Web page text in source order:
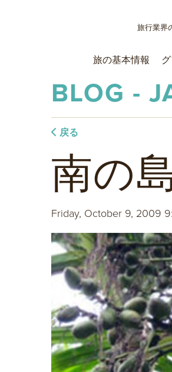
旅行業界
旅の基本情報
BLOG -
戻る
南の
Friday, October 9, 2009